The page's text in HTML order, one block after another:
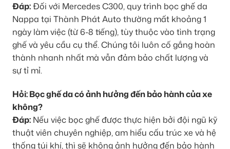
Đáp:Đối với Mercedes C300, quy trình bọc ghế da
Nappa tại Thành Phát Auto thường mất khoảng 1
ngày làm việc (từ 6-8 tiếng), tùy thuộc vào tình trạng
ghế và yêu cầu cụ thể. Chúng tôi luôn cố gắng hoàn
thành nhanh nhất mà vẫn đảm bảo chất lượng và
sự tỉ mỉ.
Hỏi: Bọc ghế da có ảnh hưởng đến bảo hành của xe
không?
Đáp: Nếu việc bọc ghế được thực hiện bởi đội ngũ kỹ
thuật viên chuyên nghiệp, am hiểu cấu trúc xe và hệ
thống túi khí, thì sẽ không ảnh hưởng đến bảo hành